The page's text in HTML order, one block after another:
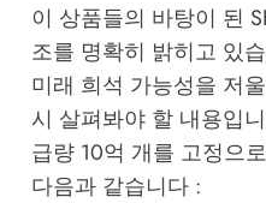
이 상품들의 바탕이 된
조를 명확히 밝히고 있
미래 희석 가능성을 저
시 살펴봐야 할 내용입
급량 10억 개를 고정으
다음과 같습니다 :